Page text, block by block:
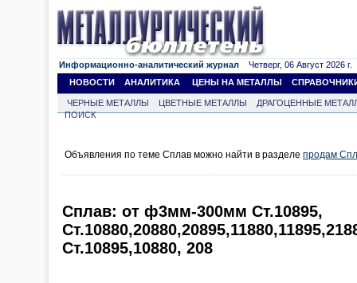
Информационно-аналитический журнал Четверг, 06 Август 2026 г.
НОВОСТИ
АНАЛИТИКА ЦЕНЫ НА МЕТАЛЛЫ
ЧЕРНЫЕ МЕТАЛЛЫ ЦВЕТНЫЕ МЕТАЛЛЫ
ДРАГОЦЕННЫЕ
ПОИСК
Объявления по теме Сплав можно найти в разделе продам
Сплав: от ф3мм-300мм Ст.10895,
Ст.10895,10880, 208